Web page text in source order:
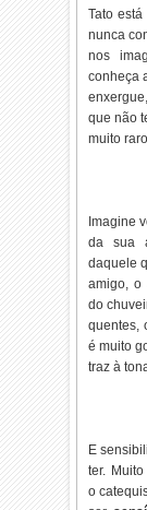
Tato
nunca
nos
conheça
que não
muito
Imagine
da sua
daquele
amigo, o
do
quentes,
é muito
traz à
E
ter.
o